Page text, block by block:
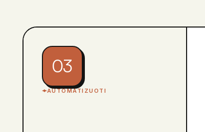
03
AUTOMATIZUOTI